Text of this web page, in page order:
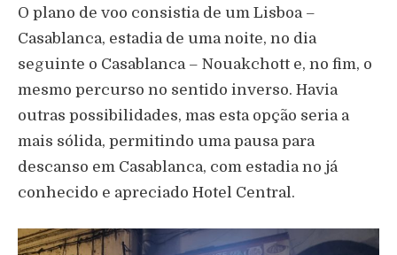
O plano de voo consistia de um Lisboa –
Casablanca, estadia de uma noite, no dia
seguinte o Casablanca – Nouakchott e, no fim, o
mesmo percurso no sentido inverso. Havia
outras possibilidades, mas esta opção seria a
mais sólida, permitindo uma pausa para
descanso em Casablanca, com estadia no já
conhecido e apreciado Hotel Central.